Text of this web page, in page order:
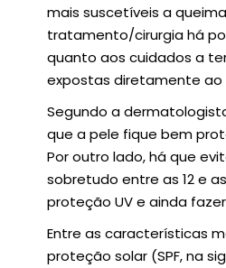
mais suscetíveis a
tratamento/cirurgia há
quanto aos cuidados a
expostas diretamente ao
Segundo a
que a pele fique bem
Por outro lado, há que
sobretudo entre as 12 e
proteção UV e ainda
Entre as características
proteção solar (SPF, na